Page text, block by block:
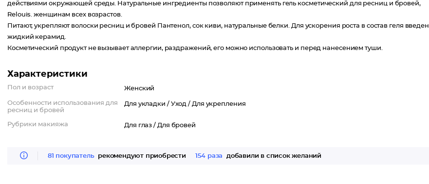
действиями окружающей среды. Натуральные ингредиенты позволяют применять гель косметический для ресниц и бровей,
Relouis. женщинам всех возрастов.
Питают, укрепляют волоски ресниц и бровей Пантенол, сок киви, натуральные белки. Для ускорения роста в состав геля введен
жидкий керамид.
Косметический продукт не вызывает аллергии, раздражений, его можно использовать и перед нанесением туши.
Характеристики
Пол и возраст Женский
Особенности использования для
ресниц и бровей
Для укладки / Уход / Для укрепления
Рубрики макияжа Для глаз / Для бровей
81 покупатель рекомендуют приобрести 154 раза добавили в список желаний